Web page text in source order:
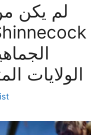
لم يكن
الولايات